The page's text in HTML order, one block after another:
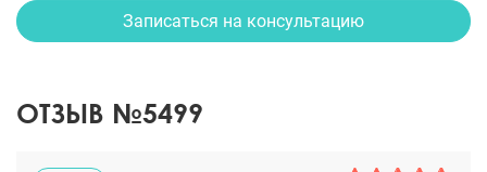
Записаться на консультацию
ОТЗЫВ №5499